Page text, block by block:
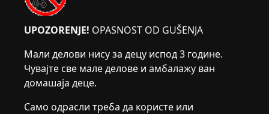
UPOZORENJE! OPASNOST OD GUŠENJA
Мали делови нису за децу испод 3 године.
Чувајте све мале делове и амбалажу ван
домашаја деце.
Само одрасли треба да користе или